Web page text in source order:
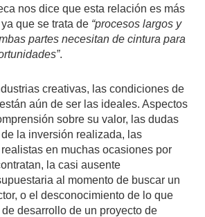
nos dice que esta relación es más
que se trata de “procesos largos y
partes necesitan de cintura para
.
creativas, las condiciones de
aún de ser las ideales. Aspectos
sobre su valor, las dudas
la inversión realizada, las
en muchas ocasiones por
la casi ausente
al momento de buscar un
o el desconocimiento de lo que
desarrollo de un proyecto de